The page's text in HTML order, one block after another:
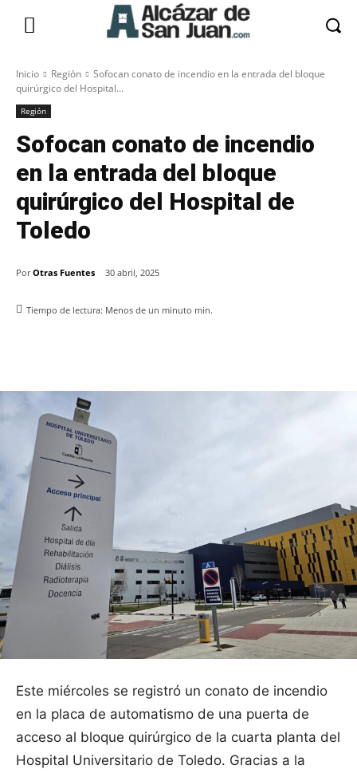
Inicio Región
Sofocan conato de incendio en la entrada del bloque
quirúrgico del Hospital...
Región
Sofocan conato de incendio
en la entrada del bloque
quirúrgico del Hospital de
Toledo
Por Otras Fuentes 30 abril, 2025
Tiempo de lectura: Menos de un minuto min.
Este miércoles se registró un conato de incendio
en la placa de automatismo de una puerta de
acceso al bloque quirúrgico de la cuarta planta del
Hospital Universitario de Toledo. Gracias a la